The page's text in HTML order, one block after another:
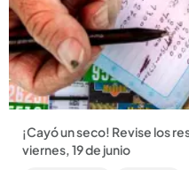
¡Cayó un seco! Revise los
viernes, 19 de junio